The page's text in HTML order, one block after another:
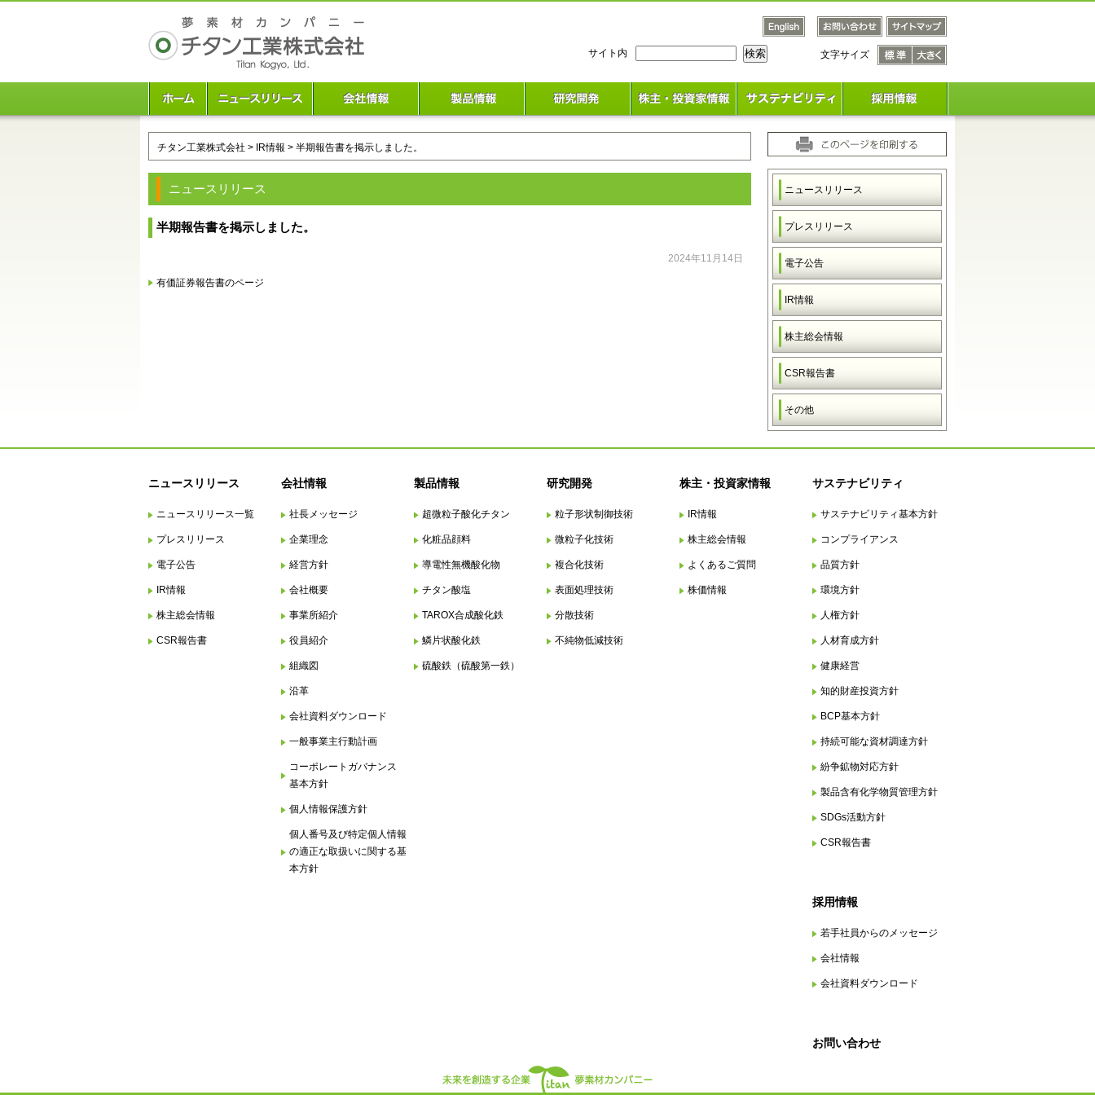
サイト内
文字サイズ
イズ
標準
イズ
チタン工業株式会社 > IR情報 > 半期報告書を掲示しました。
ニュースリリース
半期報告書を掲示しました。
2024年11月14日
有価証券報告書のページ
ニュースリリース
プレスリリース
電子公告
IR情報
株主総会情報
CSR報告書
その他
ニュースリリース
ニュースリリース一覧
プレスリリース
電子公告
IR情報
株主総会情報
CSR報告書
会社情報
社長メッセージ
企業理念
経営方針
会社概要
事業所紹介
役員紹介
組織図
沿革
会社資料ダウンロード
一般事業主行動計画
コーポレートガバナンス
基本方針
個人情報保護方針
個人番号及び特定個人情報
の適正な取扱いに関する基
本方針
製品情報
超微粒子酸化チタン
化粧品顔料
導電性無機酸化物
チタン酸塩
TAROX合成酸化鉄
鱗片状酸化鉄
硫酸鉄（硫酸第一鉄）
研究開発
粒子形状制御技術
微粒子化技術
複合化技術
表面処理技術
分散技術
不純物低減技術
株主・投資家情報
IR情報
株主総会情報
よくあるご質問
株価情報
サステナビリティ
サステナビリティ基本方針
コンプライアンス
品質方針
環境方針
人権方針
人材育成方針
健康経営
知的財産投資方針
BCP基本方針
持続可能な資材調達方針
紛争鉱物対応方針
製品含有化学物質管理方針
SDGs活動方針
CSR報告書
採用情報
若手社員からのメッセージ
会社情報
会社資料ダウンロード
お問い合わせ